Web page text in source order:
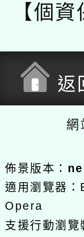
【個
返
網
佈景版本：
適用瀏覽器
Opera
支援行動瀏覽